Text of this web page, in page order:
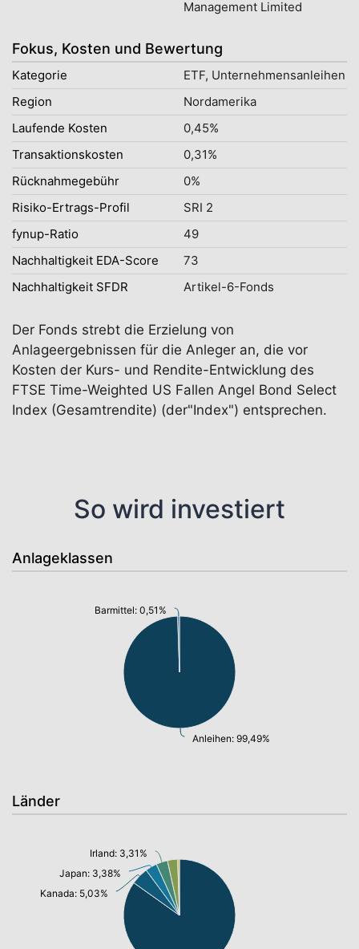
Management Limited
Fokus, Kosten und Bewertung
Kategorie
ETF, Unternehmensanleihen
Region
Nordamerika
Laufende Kosten
0,45%
Transaktionskosten
0,31%
Rücknahmegebühr
0%
Risiko-Ertrags-Profil
SRI 2
fynup-Ratio
49
Nachhaltigkeit EDA-Score
73
Nachhaltigkeit SFDR
Artikel-6-Fonds
Der Fonds strebt die Erzielung von
Anlageergebnissen für die Anleger an, die vor
Kosten der Kurs- und Rendite-Entwicklung des
FTSE Time-Weighted US Fallen Angel Bond Select
Index (Gesamtrendite) (der"Index") entsprechen.
So wird investiert
Anlageklassen
Anleihen: 99,49%
Barmittel: 0,51%
Länder
Kanada: 5,03%
Japan: 3,38%
Irland: 3,31%